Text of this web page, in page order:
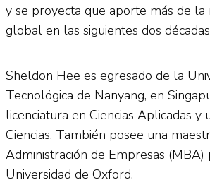
y se proyecta que aporte más de
global en las siguientes dos
Sheldon Hee es egresado de la
Tecnológica de Nanyang, en
licenciatura en Ciencias Aplicadas y
Ciencias. También posee una
Administración de Empresas (MBA)
Universidad de Oxford.